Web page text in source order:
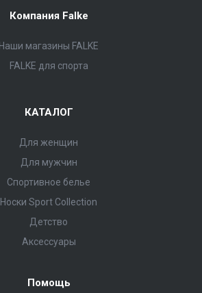
Компания Falke
Наши магазины FALKE
FALKE для спорта
КАТАЛОГ
Для женщин
Для мужчин
Спортивное белье
Носки Sport Collection
Детство
Аксессуары
Помощь